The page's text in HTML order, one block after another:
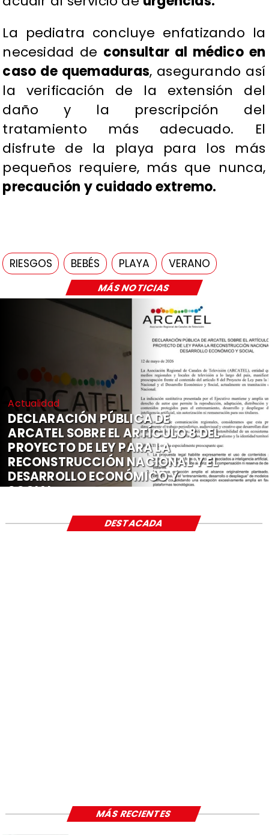
MÁS NOTICIAS
​La pediatra concluye enfatizando la
necesidad de consultar al médico en
caso de quemaduras, asegurando así
la verificación de la extensión del
daño y la prescripción del
tratamiento más adecuado. El
disfrute de la playa para los más
pequeños requiere, más que nunca,
precaución y cuidado extremo.
RIESGOS BEBÉS PLAYA VERANO
Actualidad
DECLARACIÓN PÚBLICA DE
ARCATEL SOBRE EL ARTÍCULO 8 DEL
PROYECTO DE LEY PARA LA
RECONSTRUCCIÓN NACIONAL Y EL
DESARROLLO ECONÓMICO Y
SOCIAL
DESTACADA
MÁS RECIENTES